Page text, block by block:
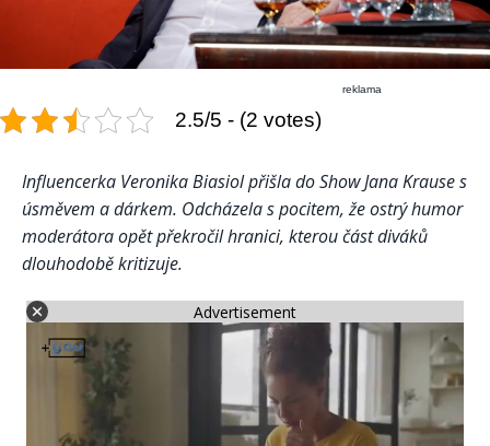
reklama
2.5/5 - (2 votes)
Influencerka Veronika Biasiol přišla do Show Jana Krause s
úsměvem a dárkem. Odcházela s pocitem, že ostrý humor
moderátora opět překročil hranici, kterou část diváků
dlouhodobě kritizuje.
Advertisement